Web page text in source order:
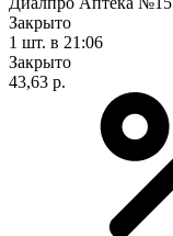
Закрыто
1 шт. в 21:06
Закрыто
43,63 р.